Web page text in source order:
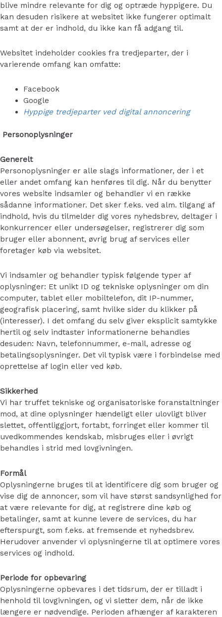
blive mindre relevante for dig og optræde hyppigere. Du
kan desuden risikere at websitet ikke fungerer optimalt
samt at der er indhold, du ikke kan få adgang til.
Websitet indeholder cookies fra tredjeparter, der i
varierende omfang kan omfatte:
Facebook
Google
Hyppige tredjeparter ved digital annoncering
Personoplysninger
Generelt
Personoplysninger er alle slags informationer, der i et
eller andet omfang kan henføres til dig. Når du benytter
vores website indsamler og behandler vi en række
sådanne informationer. Det sker f.eks. ved alm. tilgang af
indhold, hvis du tilmelder dig vores nyhedsbrev, deltager i
konkurrencer eller undersøgelser, registrerer dig som
bruger eller abonnent, øvrig brug af services eller
foretager køb via websitet.
Vi indsamler og behandler typisk følgende typer af
oplysninger: Et unikt ID og tekniske oplysninger om din
computer, tablet eller mobiltelefon, dit IP-nummer,
geografisk placering, samt hvilke sider du klikker på
(interesser). I det omfang du selv giver eksplicit samtykke
hertil og selv indtaster informationerne behandles
desuden: Navn, telefonnummer, e-mail, adresse og
betalingsoplysninger. Det vil typisk være i forbindelse med
oprettelse af login eller ved køb.
Sikkerhed
Vi har truffet tekniske og organisatoriske foranstaltninger
mod, at dine oplysninger hændeligt eller ulovligt bliver
slettet, offentliggjort, fortabt, forringet eller kommer til
uvedkommendes kendskab, misbruges eller i øvrigt
behandles i strid med lovgivningen.
Formål
Oplysningerne bruges til at identificere dig som bruger og
vise dig de annoncer, som vil have størst sandsynlighed for
at være relevante for dig, at registrere dine køb og
betalinger, samt at kunne levere de services, du har
efterspurgt, som f.eks. at fremsende et nyhedsbrev.
Herudover anvender vi oplysningerne til at optimere vores
services og indhold.
Periode for opbevaring
Oplysningerne opbevares i det tidsrum, der er tilladt i
henhold til lovgivningen, og vi sletter dem, når de ikke
længere er nødvendige. Perioden afhænger af karakteren